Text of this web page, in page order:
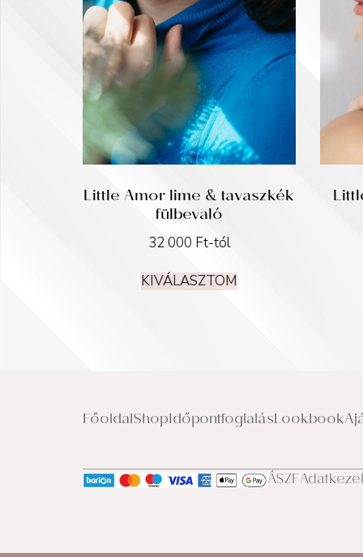
Little Amor lime & tavaszkék
fülbevaló
32 000 Ft-tól
KIVÁLASZTOM
FőoldalShopIdőpontfoglalásLookbook
ÁSZF